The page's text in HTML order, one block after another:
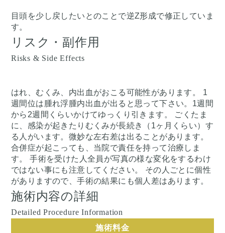
目頭を少し戻したいとのことで逆Z形成で修正していま
す。
リスク・副作用
Risks & Side Effects
はれ、むくみ、内出血がおこる可能性があります。 1
週間位は腫れ浮腫内出血が出ると思って下さい。1週間
から2週間くらいかけてゆっくり引きます。 ごくたま
に、感染が起きたりむくみが長続き（1ヶ月くらい）す
る人がいます。微妙な左右差は出ることがあります。
合併症が起こっても、当院で責任を持って治療しま
す。 手術を受けた人全員が写真の様な変化をするわけ
ではない事にも注意してください。 その人ごとに個性
がありますので、手術の結果にも個人差はあります。
施術内容の詳細
Detailed Procedure Information
施術料金